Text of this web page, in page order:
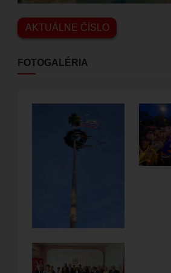
AKTUÁLNE ČÍSLO
FOTOGALÉRIA
Obrázok
Obrázok